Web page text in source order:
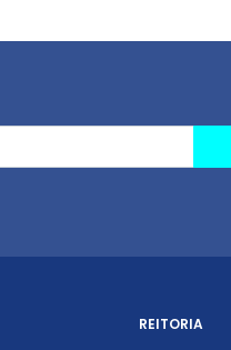
REITORIA